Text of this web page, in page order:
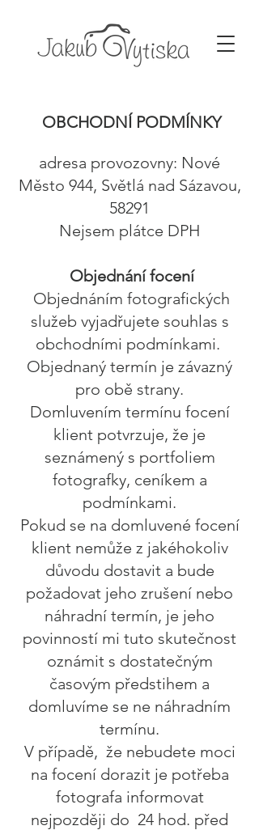
OBCHODNÍ PODMÍNKY
adresa provozovny: Nové
Město 944, Světlá nad Sázavou,
58291
Nejsem plátce DPH
Objednání focení
Objednáním fotografických
služeb vyjadřujete souhlas s
obchodními podmínkami.
Objednaný termín je závazný
pro obě strany.
Domluvením termínu focení
klient potvrzuje, že je
seznámený s portfoliem
fotografky, ceníkem a
podmínkami.
Pokud se na domluvené focení
klient nemůže z jakéhokoliv
důvodu dostavit a bude
požadovat jeho zrušení nebo
náhradní termín, je jeho
povinností mi tuto skutečnost
oznámit s dostatečným
časovým předstihem a
domluvíme se ne náhradním
termínu.
V případě, že nebudete moci
na focení dorazit je potřeba
fotografa informovat
nejpozději do 24 hod. před